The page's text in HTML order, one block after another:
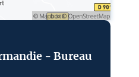
- Bureau